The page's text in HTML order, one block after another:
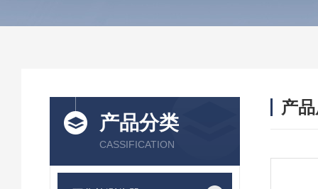
产品分类
CASSIFICATION
产